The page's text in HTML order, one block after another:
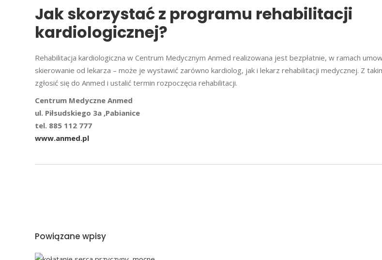
Jak skorzystać z programu rehabilitacji
kardiologicznej?
Rehabilitacja kardiologiczna w Centrum Medycznym Anmed realizowana jest bezpłatnie, w ramach
skierowanie od lekarza – może je wystawić zarówno kardiolog, jak i lekarz rehabilitacji medycznej. Z
zgłosić się do Anmed i ustalić termin rozpoczęcia rehabilitacji.
Centrum Medyczne Anmed
ul. Piłsudskiego 3a ,Pabianice
tel. 885 112 777
www.anmed.pl
Powiązane wpisy